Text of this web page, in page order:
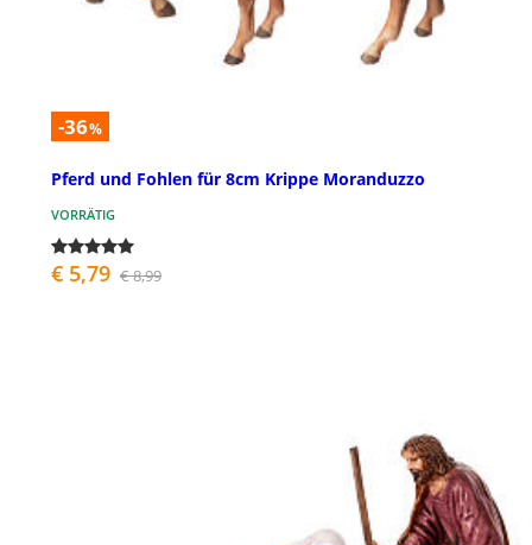
-36%
Pferd und Fohlen für 8cm Krippe Moranduzzo
VORRÄTIG
€ 5,79 € 8,99